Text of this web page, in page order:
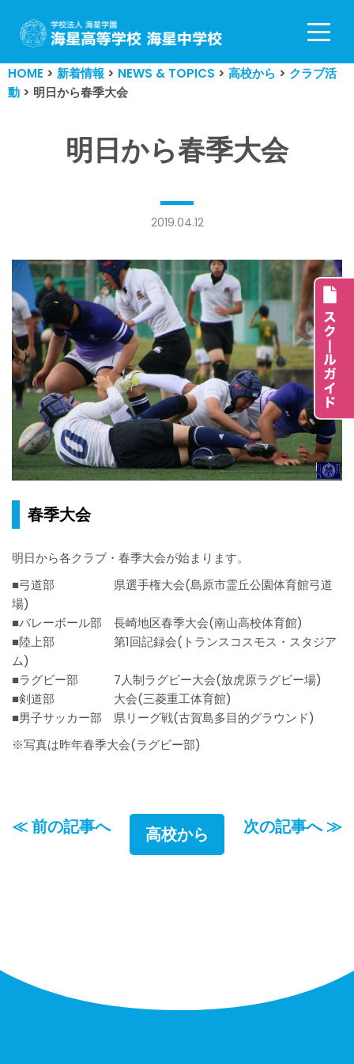
コ
ン
テ
ン
HOME > 新着情報 > NEWS & TOPICS > 高校から > クラブ活
動 > 明日から春季大会
明日から春季大会
2019.04.12
春季大会
明日から各クラブ・春季大会が始まります。
■弓道部 県選手権大会(島原市霊丘公園体育館弓道
場)
■バレーボール部 長崎地区春季大会(南山高校体育館)
■陸上部 第1回記録会(トランスコスモス・スタジア
ム)
■ラグビー部 7人制ラグビー大会(放虎原ラグビー場)
■剣道部 大会(三菱重工体育館)
■男子サッカー部 県リーグ戦(古賀島多目的グラウンド)
※写真は昨年春季大会(ラグビー部)
≪ 前の記事へ 高校から 次の記事へ ≫